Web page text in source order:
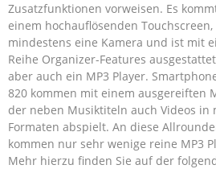
Zusatzfunktionen vorweisen. Es
einem hochauflösenden
mindestens eine Kamera und ist mit
Reihe Organizer-Features
aber auch ein MP3 Player.
820 kommen mit einem ausgereiften
der neben Musiktiteln auch Videos in
Formaten abspielt. An diese
kommen nur sehr wenige reine MP3
Mehr hierzu finden Sie auf der